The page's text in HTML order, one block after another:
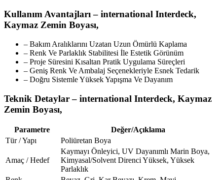
Kullanım Avantajları – international Interdeck,
Kaymaz Zemin Boyası,
– Bakım Aralıklarını Uzatan Uzun Ömürlü Kaplama
– Renk Ve Parlaklık Stabilitesi İle Estetik Görünüm
– Proje Süresini Kısaltan Pratik Uygulama Süreçleri
– Geniş Renk Ve Ambalaj Seçenekleriyle Esnek Tedarik
– Doğru Sistemle Yüksek Yapışma Ve Dayanım
Teknik Detaylar – international Interdeck, Kaymaz
Zemin Boyası,
Parametre
Değer/Açıklama
Tür / Yapı
Poliüretan Boya
Amaç / Hedef
Kaymayı Önleyici, UV Dayanımlı Marin Boya,
Kimyasal/Solvent Direnci Yüksek, Yüksek
Parlaklık